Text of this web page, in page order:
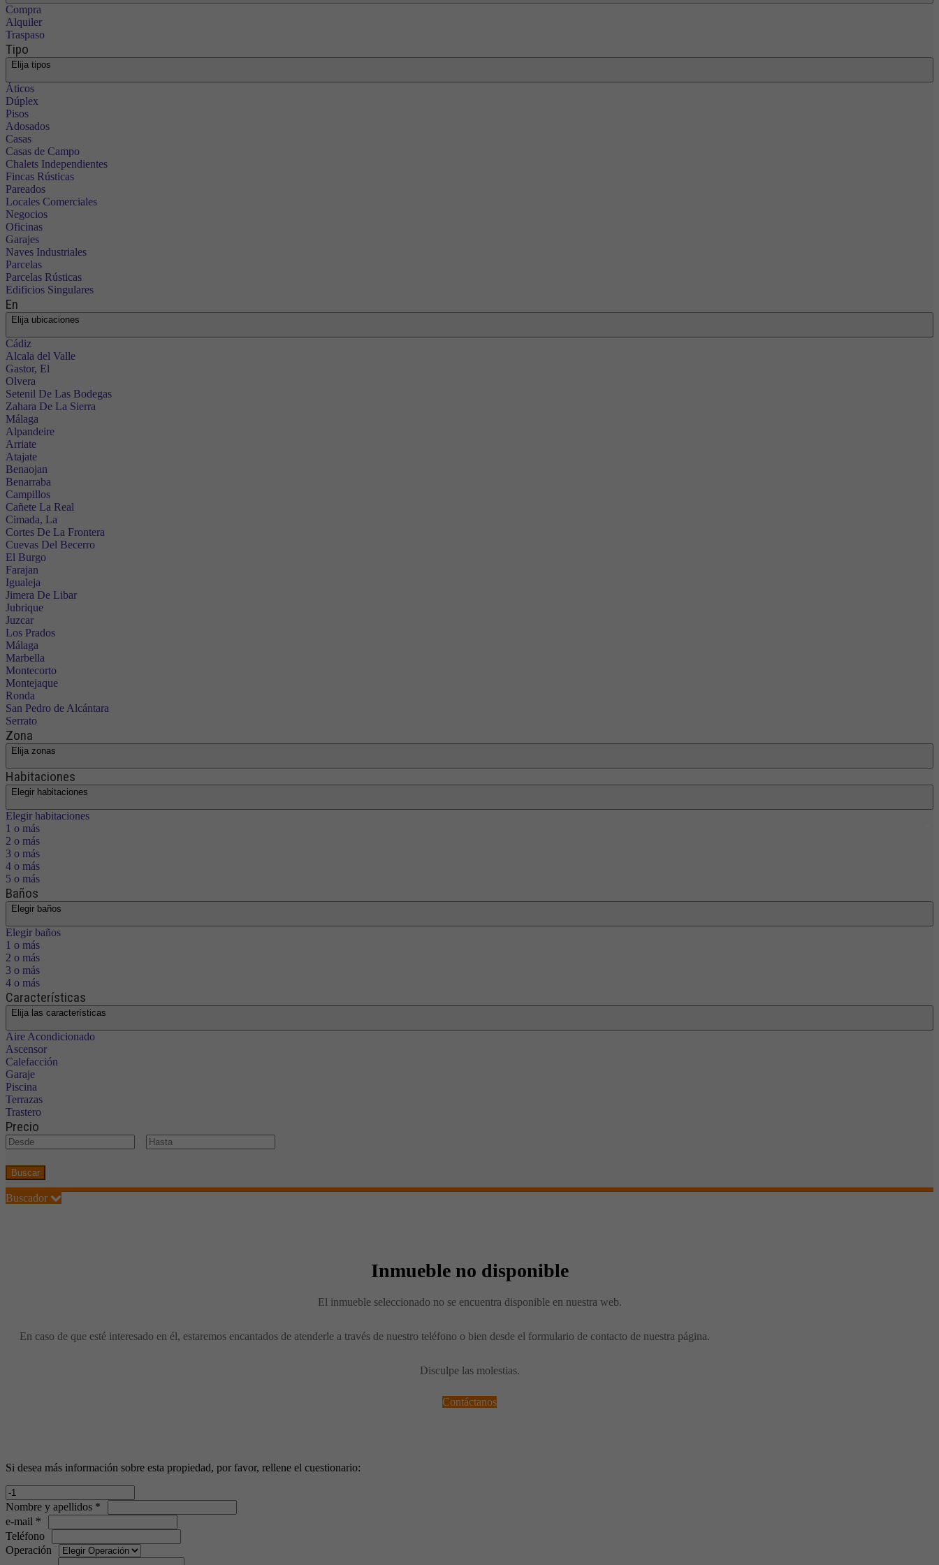
Compra
Alquiler
Traspaso
Tipo
Elija tipos
Áticos
Dúplex
Pisos
Adosados
Casas
Casas de Campo
Chalets Independientes
Fincas Rústicas
Pareados
Locales Comerciales
Negocios
Oficinas
Garajes
Naves Industriales
Parcelas
Parcelas Rústicas
Edificios Singulares
En
Elija ubicaciones
Cádiz
Alcala del Valle
Gastor, El
Olvera
Setenil De Las Bodegas
Zahara De La Sierra
Málaga
Alpandeire
Arriate
Atajate
Benaojan
Benarraba
Campillos
Cañete La Real
Cimada, La
Cortes De La Frontera
Cuevas Del Becerro
El Burgo
Farajan
Igualeja
Jimera De Libar
Jubrique
Juzcar
Los Prados
Málaga
Marbella
Montecorto
Montejaque
Ronda
San Pedro de Alcántara
Serrato
Zona
Elija zonas
Habitaciones
Elegir habitaciones
Elegir habitaciones
1 o más
2 o más
3 o más
4 o más
5 o más
Baños
Elegir baños
Elegir baños
1 o más
2 o más
3 o más
4 o más
Características
Elija las características
Aire Acondicionado
Ascensor
Calefacción
Garaje
Piscina
Terrazas
Trastero
Precio
Buscar
Buscador
Inmueble no disponible
El inmueble seleccionado no se encuentra disponible en nuestra web.
En caso de que esté interesado en él, estaremos encantados de atenderle a través de nuestro teléfono o bien desde el formulario de contacto de nuestra página.
Disculpe las molestias.
Contáctanos
Si desea más información sobre esta propiedad, por favor, rellene el cuestionario:
Nombre y apellidos *
e-mail *
Teléfono
Operación